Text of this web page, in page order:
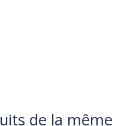
de la